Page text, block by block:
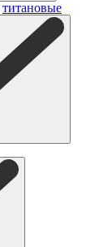
титановые